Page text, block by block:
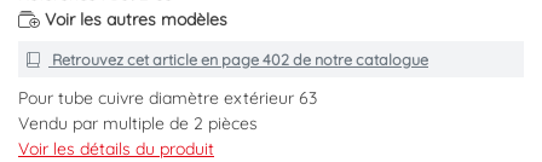
Voir les autres modèles
Retrouvez cet article en page 402de notre catalogue
Pour tube cuivre diamètre extérieur 63
Vendu par multiple de 2 pièces
Voir les détails du produit